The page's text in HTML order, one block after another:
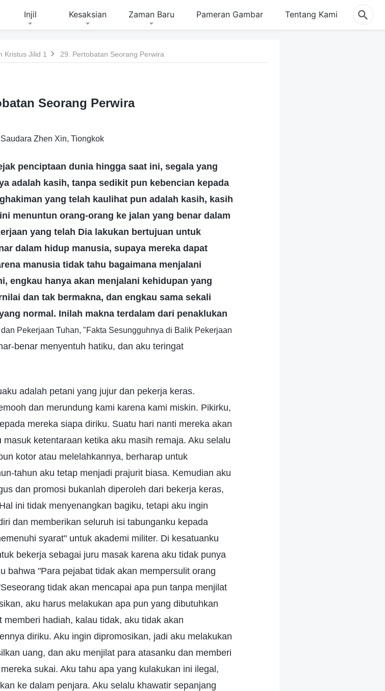
Injil Kesaksian Zaman Baru Pameran Gambar Tentang Kami
Kristus Jilid 1 29. Pertobatan Seorang Perwira
Seorang Perwira
Zhen Xin, Tiongkok
penciptaan dunia hingga saat ini, segala yang
adalah kasih, tanpa sedikit pun kebencian kepada
yang telah kaulihat pun adalah kasih, kasih
menuntun orang-orang ke jalan yang benar dalam
yang telah Dia lakukan bertujuan untuk
dalam hidup manusia, supaya mereka dapat
manusia tidak tahu bagaimana menjalani
engkau hanya akan menjalani kehidupan yang
dan tak bermakna, dan engkau sama sekali
normal. Inilah makna terdalam dari penaklukan
Pekerjaan Tuhan, "Fakta Sesungguhnya di Balik Pekerjaan
benar menyentuh hatiku, dan aku teringat
adalah petani yang jujur dan pekerja keras.
dan merundung kami karena kami miskin. Pikirku,
mereka siapa diriku. Suatu hari nanti mereka akan
ketentaraan ketika aku masih remaja. Aku selalu
kotor atau melelahkannya, berharap untuk
tahun aku tetap menjadi prajurit biasa. Kemudian aku
dan promosi bukanlah diperoleh dari bekerja keras,
ini tidak menyenangkan bagiku, tetapi aku ingin
dan memberikan seluruh isi tabunganku kepada
syarat" untuk akademi militer. Di kesatuanku
bekerja sebagai juru masak karena aku tidak punya
bahwa "Para pejabat tidak akan mempersulit orang
tidak akan mencapai apa pun tanpa menjilat
aku harus melakukan apa pun yang dibutuhkan
hadiah, kalau tidak, aku tidak akan
diriku. Aku ingin dipromosikan, jadi aku melakukan
uang, dan aku menjilat para atasanku dan memberi
sukai. Aku tahu apa yang kulakukan ini ilegal,
ke dalam penjara. Aku selalu khawatir sepanjang